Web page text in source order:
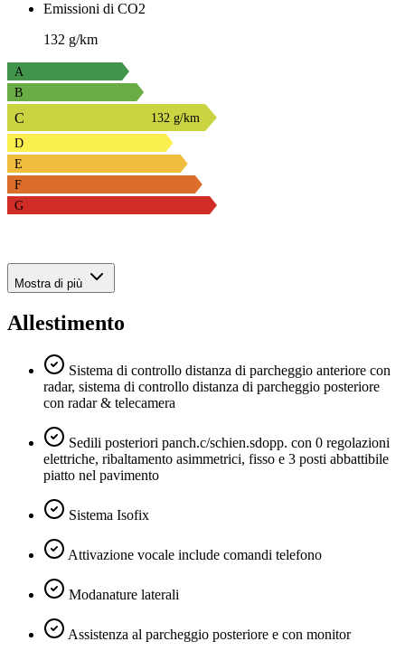
Emissioni di CO2
132 g/km
A
B
C
132 g/km
D
E
F
G
Mostra di più
Allestimento
Sistema di controllo distanza di parcheggio anteriore con
radar, sistema di controllo distanza di parcheggio posteriore
con radar & telecamera
Sedili posteriori panch.c/schien.sdopp. con 0 regolazioni
elettriche, ribaltamento asimmetrici, fisso e 3 posti abbattibile
piatto nel pavimento
Sistema Isofix
Attivazione vocale include comandi telefono
Modanature laterali
Assistenza al parcheggio posteriore e con monitor